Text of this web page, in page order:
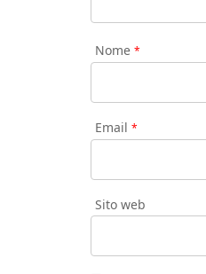
Nome *
Email *
Sito web